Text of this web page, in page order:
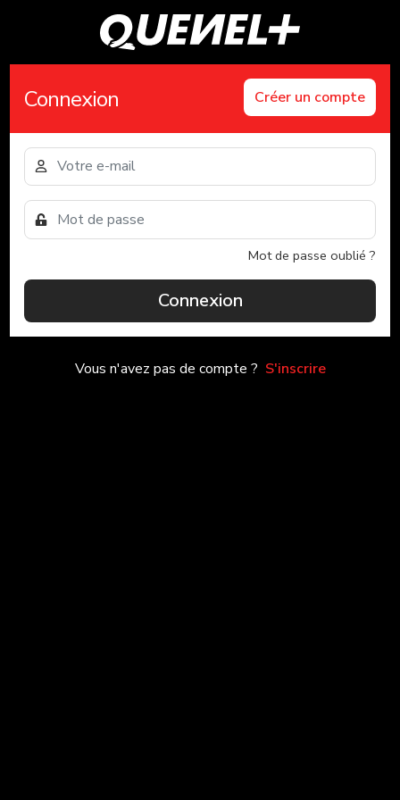
Connexion Créer un compte
Mot de passe oublié ?
Connexion
Vous n'avez pas de compte ? S'inscrire